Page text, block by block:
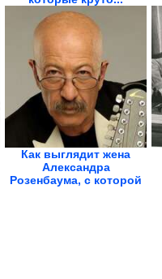
Как выглядит жена
Александра
Розенбаума, с которой